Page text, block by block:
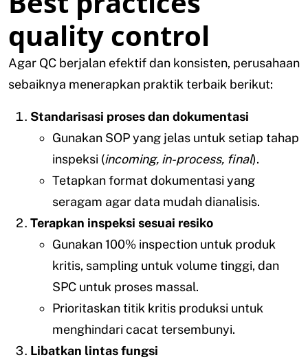
quality control
Agar QC berjalan efektif dan konsisten, perusahaan
sebaiknya menerapkan praktik terbaik berikut:
Standarisasi proses dan dokumentasi
Gunakan SOP yang jelas untuk setiap tahap
inspeksi (incoming, in-process, final).
Tetapkan format dokumentasi yang
seragam agar data mudah dianalisis.
Terapkan inspeksi sesuai resiko
Gunakan 100% inspection untuk produk
kritis, sampling untuk volume tinggi, dan
SPC untuk proses massal.
Prioritaskan titik kritis produksi untuk
menghindari cacat tersembunyi.
Libatkan lintas fungsi